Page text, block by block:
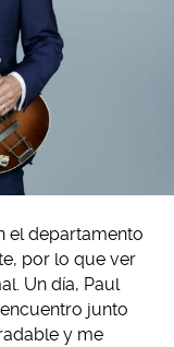
el departamento
por lo que ver
Un día, Paul
junto
y me